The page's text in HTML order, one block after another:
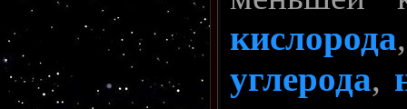
кислорода
углерода,